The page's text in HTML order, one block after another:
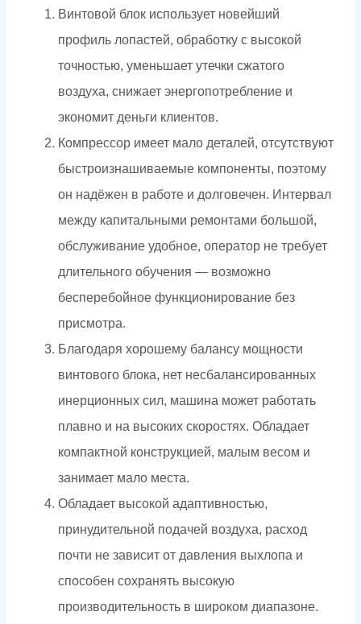
Винтовой блок использует новейший
профиль лопастей, обработку с высокой
точностью, уменьшает утечки сжатого
воздуха, снижает энергопотребление и
экономит деньги клиентов.
Компрессор имеет мало деталей, отсутствуют
быстроизнашиваемые компоненты, поэтому
он надёжен в работе и долговечен. Интервал
между капитальными ремонтами большой,
обслуживание удобное, оператор не требует
длительного обучения — возможно
бесперебойное функционирование без
присмотра.
Благодаря хорошему балансу мощности
винтового блока, нет несбалансированных
инерционных сил, машина может работать
плавно и на высоких скоростях. Обладает
компактной конструкцией, малым весом и
занимает мало места.
Обладает высокой адаптивностью,
принудительной подачей воздуха, расход
почти не зависит от давления выхлопа и
способен сохранять высокую
производительность в широком диапазоне.